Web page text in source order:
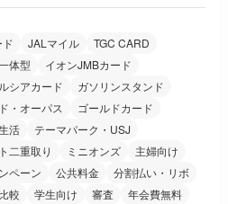
JALマイル
TGC CARD
体型
イオンJMBカード
シアカード
ガソリンスタンド
・オーパス
ゴールドカード
活
テーマパーク・USJ
二重取り ミニオンズ
主婦向け
ペーン 公共料金
分割払い・リボ
較 学生向け 審査
年会費無料